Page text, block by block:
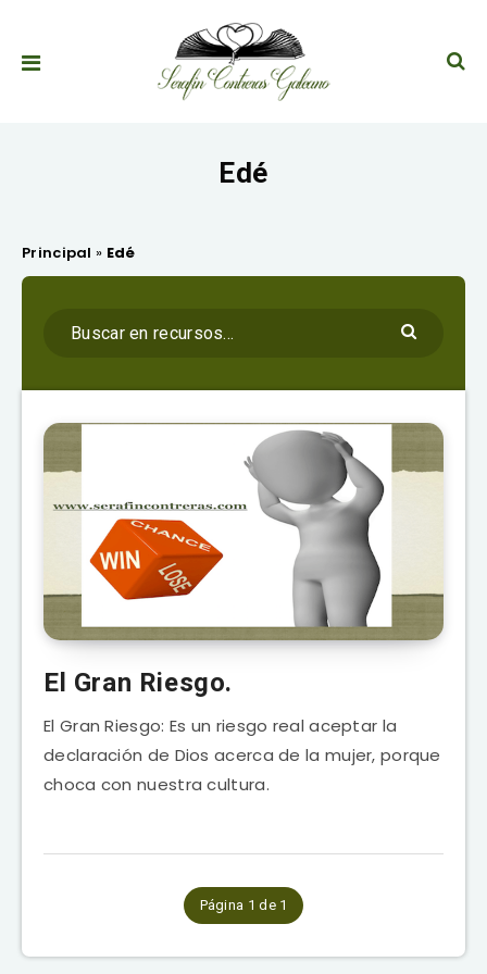
Edé
Principal » Edé
El Gran Riesgo.
El Gran Riesgo: Es un riesgo real aceptar la
declaración de Dios acerca de la mujer, porque
choca con nuestra cultura.
Página 1 de 1